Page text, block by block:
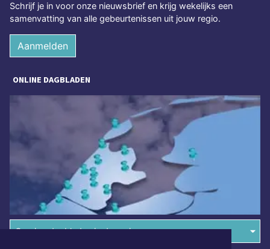
Schrijf je in voor onze nieuwsbrief en krijg wekelijks een
samenvatting van alle gebeurtenissen uit jouw regio.
Aanmelden
ONLINE DAGBLADEN
Overige dagbladen in de regio